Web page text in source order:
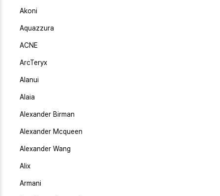
Akoni
Aquazzura
ACNE
ArcTeryx
Alanui
Alaia
Alexander Birman
Alexander Mcqueen
Alexander Wang
Alix
Armani